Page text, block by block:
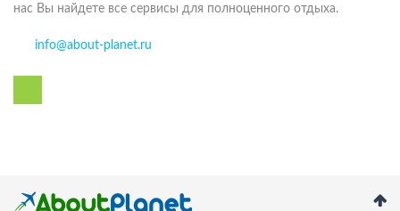
нас Вы найдете все сервисы для полноценного отдыха.
info@about-planet.ru